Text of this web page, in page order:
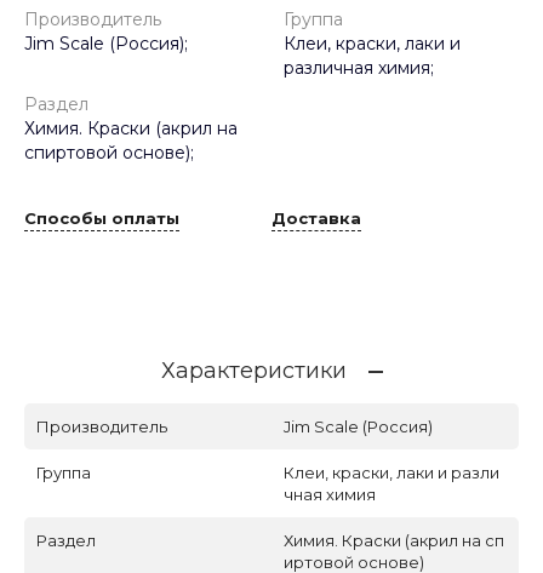
Производитель
Jim Scale (Россия);
Группа
Клеи, краски, лаки и
различная химия;
Раздел
Химия. Краски (акрил на
спиртовой основе);
Способы оплаты Доставка
Характеристики
Производитель Jim Scale (Россия)
Группа
Клеи, краски, лаки и разли
чная химия
Раздел
Химия. Краски (акрил на сп
иртовой основе)